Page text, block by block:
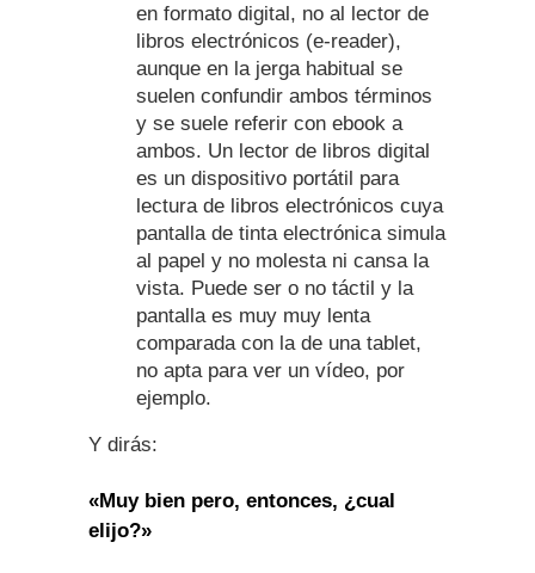
en formato digital, no al lector de
libros electrónicos (e-reader),
aunque en la jerga habitual se
suelen confundir ambos términos
y se suele referir con ebook a
ambos. Un lector de libros digital
es un dispositivo portátil para
lectura de libros electrónicos cuya
pantalla de tinta electrónica simula
al papel y no molesta ni cansa la
vista. Puede ser o no táctil y la
pantalla es muy muy lenta
comparada con la de una tablet,
no apta para ver un vídeo, por
ejemplo.
Y dirás:
«Muy bien pero, entonces, ¿cual
elijo?»